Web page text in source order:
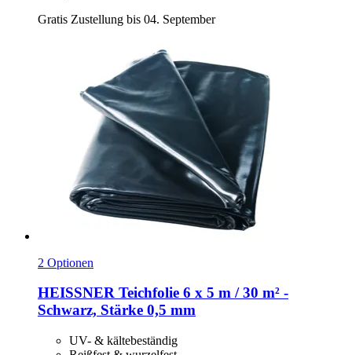
Gratis Zustellung bis 04. September
2 Optionen
HEISSNER Teichfolie 6 x 5 m / 30 m² -​
Schwarz, Stärke 0,5 mm
UV- & kältebeständig